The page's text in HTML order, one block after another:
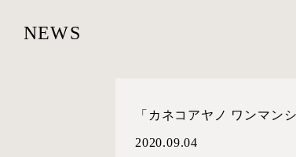
NEWS
「カネコアヤノ ワンマン
2020.09.04